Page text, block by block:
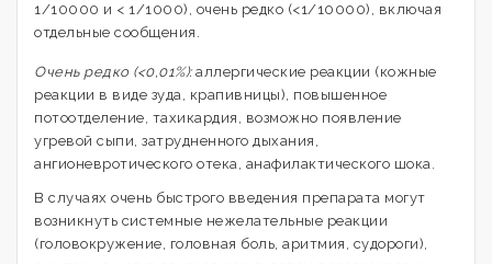
1/10000 и < 1/1000), очень редко (<1/10000), включая
отдельные сообщения.
Очень редко (<0,01%):аллергические реакции (кожные
реакции в виде зуда, крапивницы), повышенное
потоотделение, тахикардия, возможно появление
угревой сыпи, затрудненного дыхания,
ангионевротического отека, анафилактического шока.
В случаях очень быстрого введения препарата могут
возникнуть системные нежелательные реакции
(головокружение, головная боль, аритмия, судороги),